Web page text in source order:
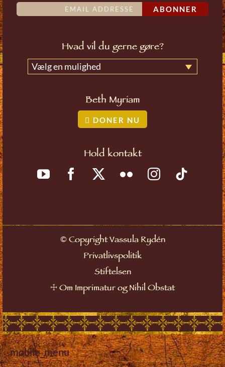
ABONNER
Hvad vil du gerne gøre?
Vælg en mulighed
Beth Myriam
DONER NU
Hold kontakt
©Copyright Vassula Rydén
Privatlivspolitik
Stiftelsen
☩ Om Imprimatur og Nihil Obstat
mobile_menu